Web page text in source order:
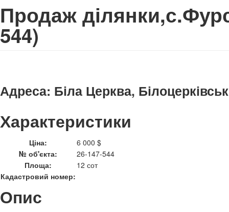
Продаж
544)
Адреса: Біла Церква,
Характеристики
Ціна:
6 000 $
№ об'єкта:
26-147-544
Площа:
12 сот
Кадастровий номер:
Опис